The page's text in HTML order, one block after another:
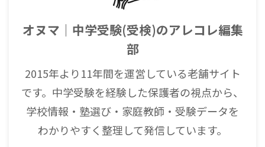
オヌマ｜中学受験(受検)のアレコレ編集
部
2015年より11年間を運営している老舗サイト
です。中学受験を経験した保護者の視点から、
学校情報・塾選び・家庭教師・受験データを
わかりやすく整理して発信しています。